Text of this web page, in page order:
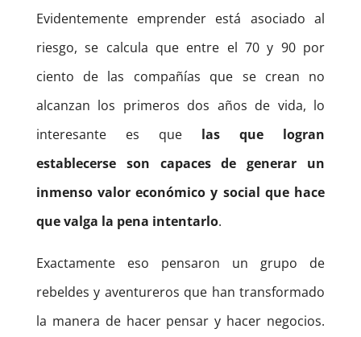
Evidentemente emprender está asociado al
riesgo, se calcula que entre el 70 y 90 por
ciento de las compañías que se crean no
alcanzan los primeros dos años de vida, lo
interesante es que las que logran
establecerse son capaces de generar un
inmenso valor económico y social que hace
que valga la pena intentarlo.
Exactamente eso pensaron un grupo de
rebeldes y aventureros que han transformado
la manera de hacer pensar y hacer negocios.